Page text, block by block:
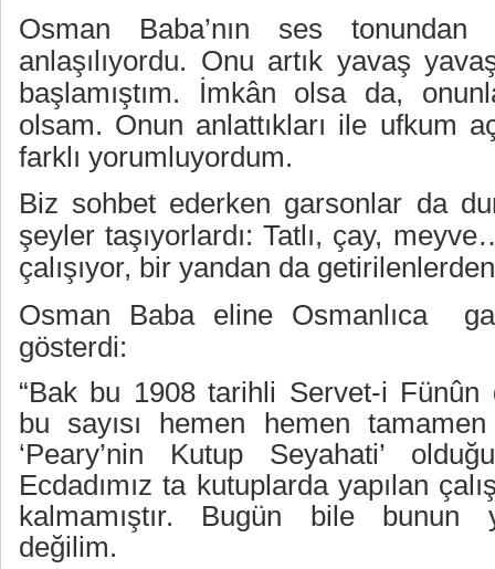
Osman Baba’nın ses tonundan
anlaşılıyordu. Onu artık yavaş
başlamıştım. İmkân olsa da,
olsam. Onun anlattıkları ile ufkum
farklı yorumluyordum.
Biz sohbet ederken garsonlar da
şeyler taşıyorlardı: Tatlı, çay,
çalışıyor, bir yandan da
Osman Baba eline Osmanlıca
gösterdi:
“Bak bu 1908 tarihli Servet-i Fünûn
bu sayısı hemen hemen tamamen
‘Peary’nin Kutup Seyahati’
Ecdadımız ta kutuplarda yapılan
kalmamıştır. Bugün bile bunun
değilim.